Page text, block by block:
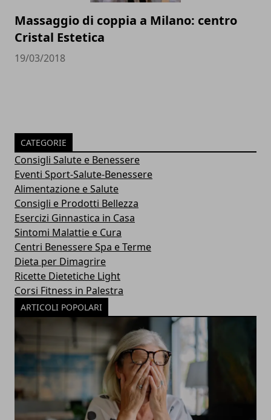
Massaggio di coppia a Milano: centro
Cristal Estetica
19/03/2018
CATEGORIE
Consigli Salute e Benessere
Eventi Sport-Salute-Benessere
Alimentazione e Salute
Consigli e Prodotti Bellezza
Esercizi Ginnastica in Casa
Sintomi Malattie e Cura
Centri Benessere Spa e Terme
Dieta per Dimagrire
Ricette Dietetiche Light
Corsi Fitness in Palestra
ARTICOLI POPOLARI